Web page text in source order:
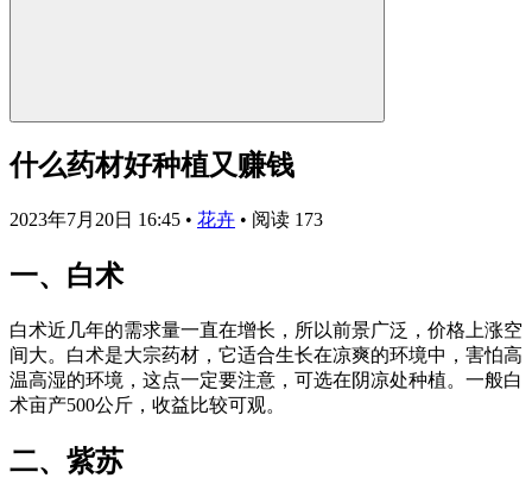
什么药材好种植又赚钱
2023年7月20日 16:45 • 花卉 • 阅读 173
一、白术
白术近几年的需求量一直在增长，所以前景广泛，价格上涨空
间大。白术是大宗药材，它适合生长在凉爽的环境中，害怕高
温高湿的环境，这点一定要注意，可选在阴凉处种植。一般白
术亩产500公斤，收益比较可观。
二、紫苏